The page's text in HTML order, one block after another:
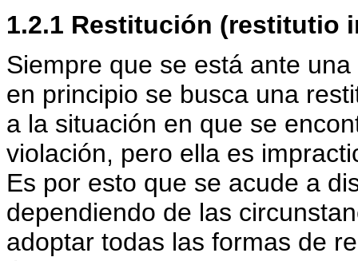
1.2.1 Restitución (restitutio
Siempre que se está ante
en principio se busca una
a la situación en que se
violación, pero ella es
Es por esto que se acude a
dependiendo de las
adoptar todas las formas de